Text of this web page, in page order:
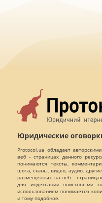
Юридические
Protocol.ua обладает
веб - страницах данного
понимаются тексты,
шота, сканы, видео, аудио,
размещенных на веб -
для индексации поисковыми
использованием понимается
и тому подобное.